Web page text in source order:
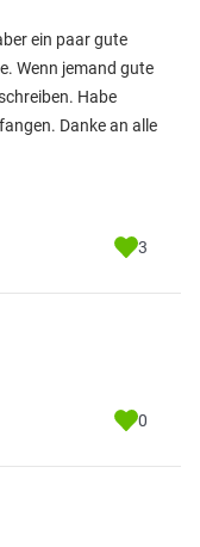
ein paar gute
Wenn jemand gute
Habe
Danke an alle
3
0